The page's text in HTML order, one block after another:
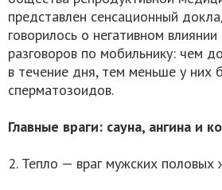
представлен сенсационный
говорилось о негативном
разговоров по мобильнику: чем
в течение дня, тем меньше у них
сперматозоидов.
Главные враги: сауна, ангина и
2. Тепло — враг мужских половых